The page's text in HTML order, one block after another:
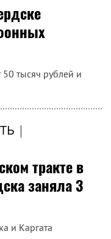
тысяч рублей и
|
тракте в
заняла 3
и Каргата